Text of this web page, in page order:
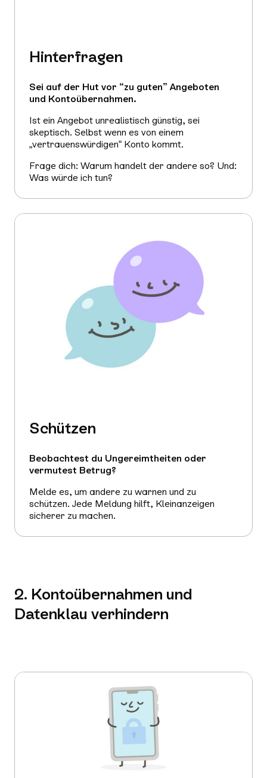
Hinterfragen
Sei auf der Hut vor “zu guten” Angeboten
und Kontoübernahmen.
Ist ein Angebot unrealistisch günstig, sei
skeptisch. Selbst wenn es von einem
„vertrauenswürdigen“ Konto kommt.
Frage dich: Warum handelt der andere so? Und:
Was würde ich tun?
Schützen
Beobachtest du Ungereimtheiten oder
vermutest Betrug?
Melde es, um andere zu warnen und zu
schützen. Jede Meldung hilft, Kleinanzeigen
sicherer zu machen.
2. Kontoübernahmen und
Datenklau verhindern